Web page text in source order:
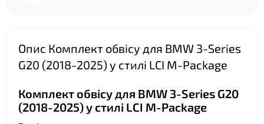
Опис Комплект обвісу для BMW 3-Series
G20 (2018-2025) у стилі LCI M-Package
Комплект обвісу для BMW 3-Series G20
(2018-2025) у стилі LCI M-Package